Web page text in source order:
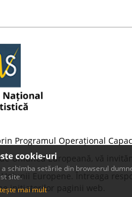
Programul Operațional
Uniunea Europeană, vă
Europene. Întreaga
inițiatorilor paginii web.
cookie-uri
setările din browserul
site.
mai mult